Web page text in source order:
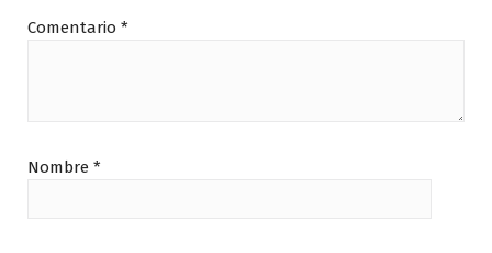
Comentario *
Nombre *